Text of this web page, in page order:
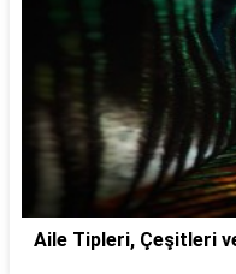
Aile Tipleri, Çeşitleri